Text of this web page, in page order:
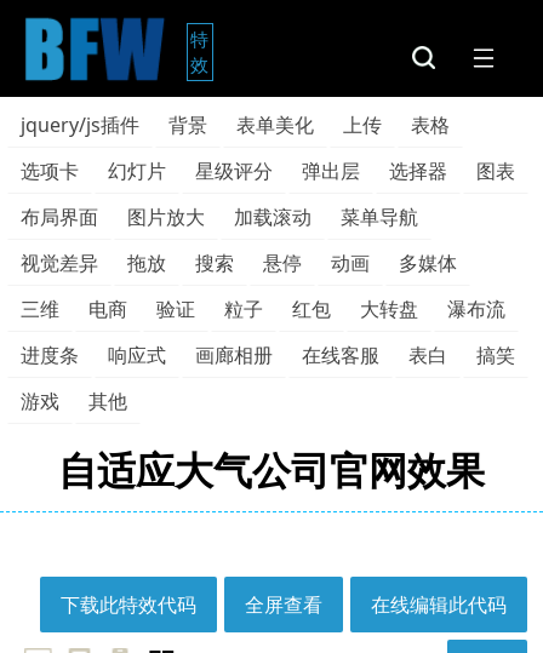
特
效
jquery/js插件 背景 表单美化 上传
表格
选项卡
幻灯片 星级评分 弹出层 选择器
图表
布局界面
图片放大 加载滚动
菜单导航
视觉差异
拖放 搜索 悬停 动画
多媒体
三维
电商 验证 粒子 红包 大转盘
瀑布流
进度条
响应式 画廊相册 在线客服 表白
搞笑
游戏
其他
自适应大气公司官网效果
在线编辑此代码
全屏查看
下载此特效代码